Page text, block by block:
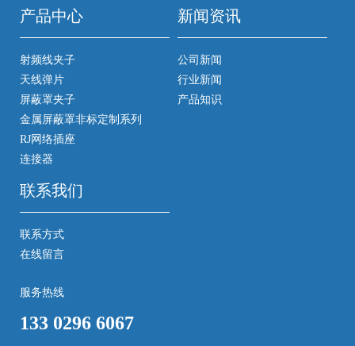
产品中心
射频线夹子
天线弹片
屏蔽罩夹子
金属屏蔽罩非标定制系列
RJ网络插座
连接器
新闻资讯
公司新闻
行业新闻
产品知识
联系我们
联系方式
在线留言
服务热线
133 0296 6067